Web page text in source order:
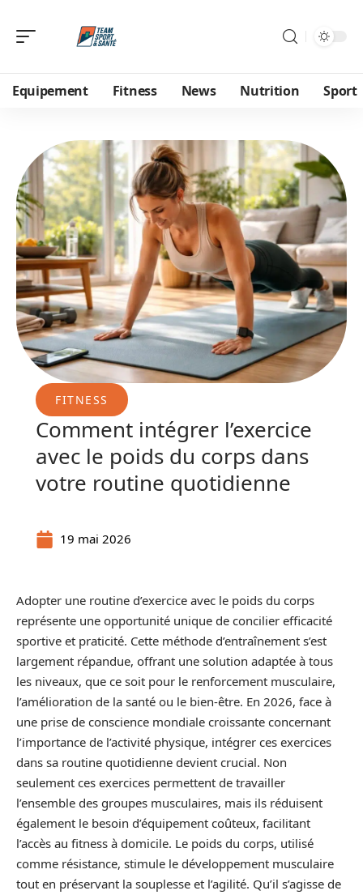
Equipement Fitness News Nutrition Sport
FITNESS
Comment intégrer l’exercice
avec le poids du corps dans
votre routine quotidienne
19 mai 2026
Adopter une routine d’exercice avec le poids du corps
représente une opportunité unique de concilier efficacité
sportive et praticité. Cette méthode d’entraînement s’est
largement répandue, offrant une solution adaptée à tous
les niveaux, que ce soit pour le renforcement musculaire,
l’amélioration de la santé ou le bien-être. En 2026, face à
une prise de conscience mondiale croissante concernant
l’importance de l’activité physique, intégrer ces exercices
dans sa routine quotidienne devient crucial. Non
seulement ces exercices permettent de travailler
l’ensemble des groupes musculaires, mais ils réduisent
également le besoin d’équipement coûteux, facilitant
l’accès au fitness à domicile. Le poids du corps, utilisé
comme résistance, stimule le développement musculaire
tout en préservant la souplesse et l’agilité. Qu’il s’agisse de